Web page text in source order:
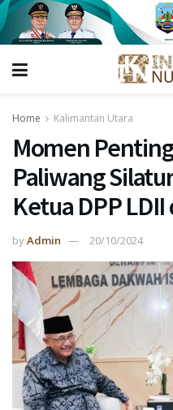
Home Kalimantan Utara
Momen
Paliwang
Ketua DPP
byAdmin 20/10/2024